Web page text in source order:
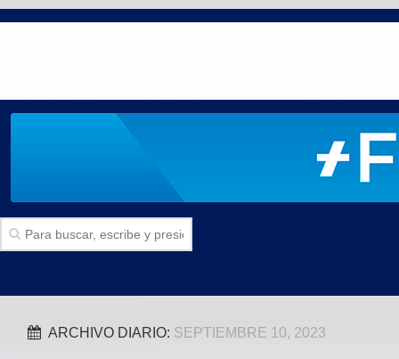
SECCIONES
ARCHIVO DIARIO: SEPTIEMBRE 10, 2023